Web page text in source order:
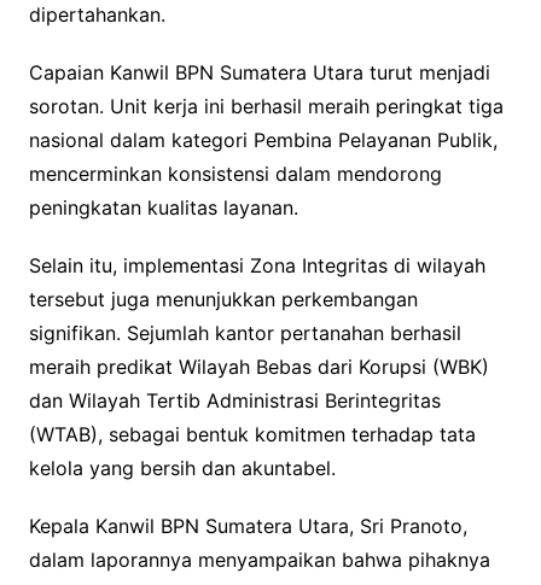
dipertahankan.
Capaian Kanwil BPN Sumatera Utara turut menjadi
sorotan. Unit kerja ini berhasil meraih peringkat tiga
nasional dalam kategori Pembina Pelayanan Publik,
mencerminkan konsistensi dalam mendorong
peningkatan kualitas layanan.
Selain itu, implementasi Zona Integritas di wilayah
tersebut juga menunjukkan perkembangan
signifikan. Sejumlah kantor pertanahan berhasil
meraih predikat Wilayah Bebas dari Korupsi (WBK)
dan Wilayah Tertib Administrasi Berintegritas
(WTAB), sebagai bentuk komitmen terhadap tata
kelola yang bersih dan akuntabel.
Kepala Kanwil BPN Sumatera Utara, Sri Pranoto,
dalam laporannya menyampaikan bahwa pihaknya